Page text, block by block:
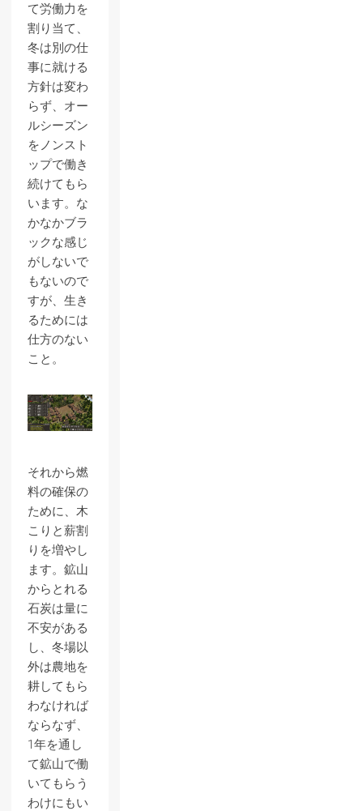
て労働力を
割り当て、
冬は別の仕
事に就ける
方針は変わ
らず、オー
ルシーズン
をノンスト
ップで働き
続けてもら
います。な
かなかブラ
ックな感じ
がしないで
もないので
すが、生き
るためには
仕方のない
こと。
それから燃
料の確保の
ために、木
こりと薪割
りを増やし
ます。鉱山
からとれる
石炭は量に
不安がある
し、冬場以
外は農地を
耕してもら
わなければ
ならなず、
1年を通し
て鉱山で働
いてもらう
わけにもい